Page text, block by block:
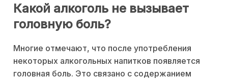
Какой алкоголь не вызывает
головную боль?
Многие отмечают, что после употребления
некоторых алкогольных напитков появляется
головная боль. Это связано с содержанием